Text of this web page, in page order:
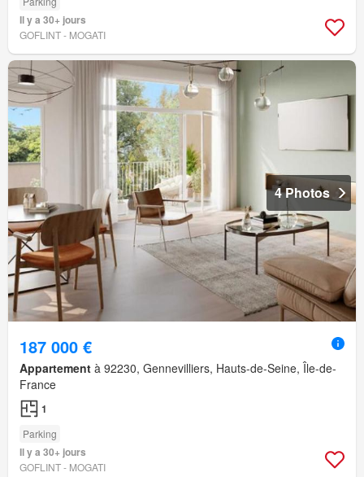
Il y a 30+ jours
GOFLINT - MOGATI
4 Photos
187 000 €
Appartement à 92230, Gennevilliers, Hauts-de-Seine, Île-de-
France
1
Parking
Il y a 30+ jours
GOFLINT - MOGATI